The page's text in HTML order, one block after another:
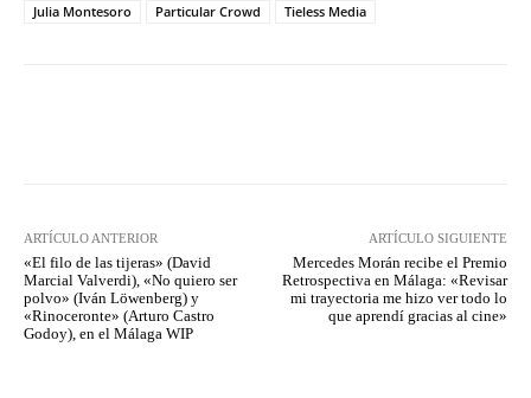
Julia Montesoro
Particular Crowd Tieless Media
ARTÍCULO ANTERIOR
«El filo de las tijeras» (David
Marcial Valverdi), «No quiero ser
polvo» (Iván Löwenberg) y
«Rinoceronte» (Arturo Castro
Godoy), en el Málaga WIP
ARTÍCULO SIGUIENTE
Mercedes Morán recibe el Premio
Retrospectiva en Málaga: «Revisar
mi trayectoria me hizo ver todo lo
que aprendí gracias al cine»